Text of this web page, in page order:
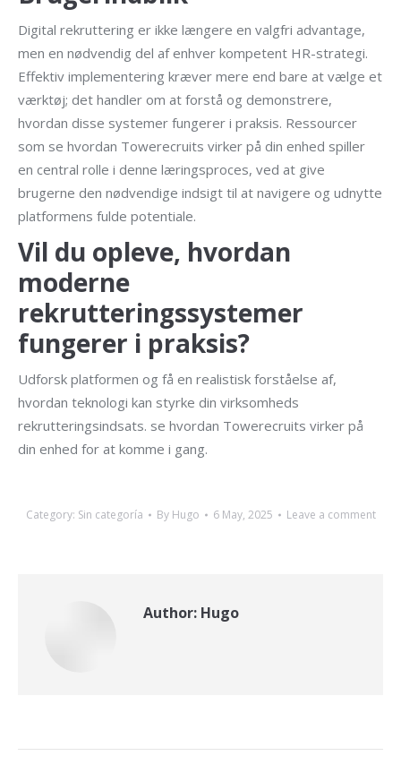
Digital rekruttering er ikke længere en valgfri advantage,
men en nødvendig del af enhver kompetent HR-strategi.
Effektiv implementering kræver mere end bare at vælge et
værktøj; det handler om at forstå og demonstrere,
hvordan disse systemer fungerer i praksis. Ressourcer
som se hvordan Towerecruits virker på din enhed spiller
en central rolle i denne læringsproces, ved at give
brugerne den nødvendige indsigt til at navigere og udnytte
platformens fulde potentiale.
Vil du opleve, hvordan
moderne
rekrutteringssystemer
fungerer i praksis?
Udforsk platformen og få en realistisk forståelse af,
hvordan teknologi kan styrke din virksomheds
rekrutteringsindsats. se hvordan Towerecruits virker på
din enhed for at komme i gang.
Category: Sin categoría By Hugo 6 May, 2025 Leave a comment
Author: Hugo